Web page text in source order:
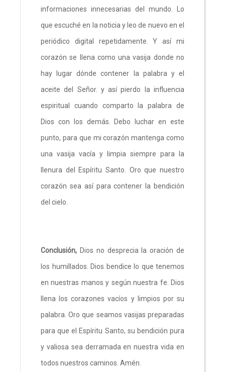
informaciones innecesarias del mundo. Lo
que escuché en la noticia y leo de nuevo en el
periódico digital repetidamente. Y así mi
corazón se llena como una vasija donde no
hay lugar dónde contener la palabra y el
aceite del Señor. y así pierdo la influencia
espiritual cuando comparto la palabra de
Dios con los demás. Debo luchar en este
punto, para que mi corazón mantenga como
una vasija vacía y limpia siempre para la
llenura del Espíritu Santo. Oro que nuestro
corazón sea así para contener la bendición
del cielo.
Conclusión, Dios no desprecia la oración de
los humillados. Dios bendice lo que tenemos
en nuestras manos y según nuestra fe. Dios
llena los corazones vacíos y limpios por su
palabra. Oro que seamos vasijas preparadas
para que el Espíritu Santo, su bendición pura
y valiosa sea derramada en nuestra vida en
todos nuestros caminos. Amén.